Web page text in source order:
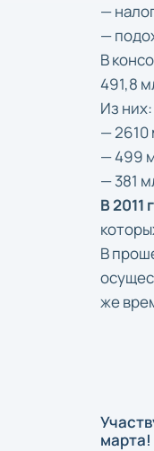
—
—
В
491,8
Из них:
— 2610
— 499
— 381
В 2011
В
же
марта!